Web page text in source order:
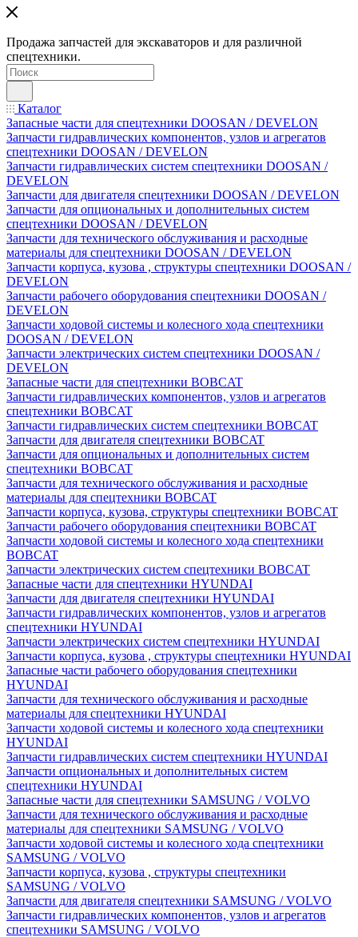
Продажа запчастей для экскаваторов и для различной
спецтехники.
Каталог
Запасные части для спецтехники DOOSAN / DEVELON
Запчасти гидравлических компонентов, узлов и агрегатов
спецтехники DOOSAN / DEVELON
Запчасти гидравлических систем спецтехники DOOSAN /
DEVELON
Запчасти для двигателя спецтехники DOOSAN / DEVELON
Запчасти для опциональных и дополнительных систем
спецтехники DOOSAN / DEVELON
Запчасти для технического обслуживания и расходные
материалы для спецтехники DOOSAN / DEVELON
Запчасти корпуса, кузова , структуры спецтехники DOOSAN /
DEVELON
Запчасти рабочего оборудования спецтехники DOOSAN /
DEVELON
Запчасти ходовой системы и колесного хода спецтехники
DOOSAN / DEVELON
Запчасти электрических систем спецтехники DOOSAN /
DEVELON
Запасные части для спецтехники BOBCAT
Запчасти гидравлических компонентов, узлов и агрегатов
спецтехники BOBCAT
Запчасти гидравлических систем спецтехники BOBCAT
Запчасти для двигателя спецтехники BOBCAT
Запчасти для опциональных и дополнительных систем
спецтехники BOBCAT
Запчасти для технического обслуживания и расходные
материалы для спецтехники BOBCAT
Запчасти корпуса, кузова, структуры спецтехники BOBCAT
Запчасти рабочего оборудования спецтехники BOBCAT
Запчасти ходовой системы и колесного хода спецтехники
BOBCAT
Запчасти электрических систем спецтехники BOBCAT
Запасные части для спецтехники HYUNDAI
Запчасти для двигателя спецтехники HYUNDAI
Запчасти гидравлических компонентов, узлов и агрегатов
спецтехники HYUNDAI
Запчасти электрических систем спецтехники HYUNDAI
Запчасти корпуса, кузова , структуры спецтехники HYUNDAI
Запасные части рабочего оборудования спецтехники
HYUNDAI
Запчасти для технического обслуживания и расходные
материалы для спецтехники HYUNDAI
Запчасти ходовой системы и колесного хода спецтехники
HYUNDAI
Запчасти гидравлических систем спецтехники HYUNDAI
Запчасти опциональных и дополнительных систем
спецтехники HYUNDAI
Запасные части для спецтехники SAMSUNG / VOLVO
Запчасти для технического обслуживания и расходные
материалы для спецтехники SAMSUNG / VOLVO
Запчасти ходовой системы и колесного хода спецтехники
SAMSUNG / VOLVO
Запчасти корпуса, кузова , структуры спецтехники
SAMSUNG / VOLVO
Запчасти для двигателя спецтехники SAMSUNG / VOLVO
Запчасти гидравлических компонентов, узлов и агрегатов
спецтехники SAMSUNG / VOLVO